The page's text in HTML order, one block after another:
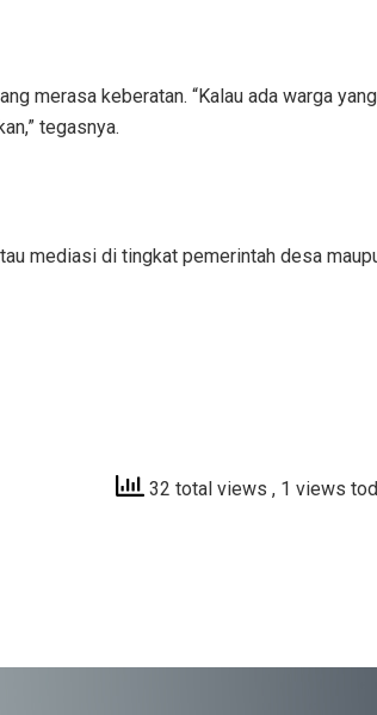
merasa keberatan. “Kalau ada warga
tegasnya.
mediasi di tingkat pemerintah desa
32 total views , 1 views